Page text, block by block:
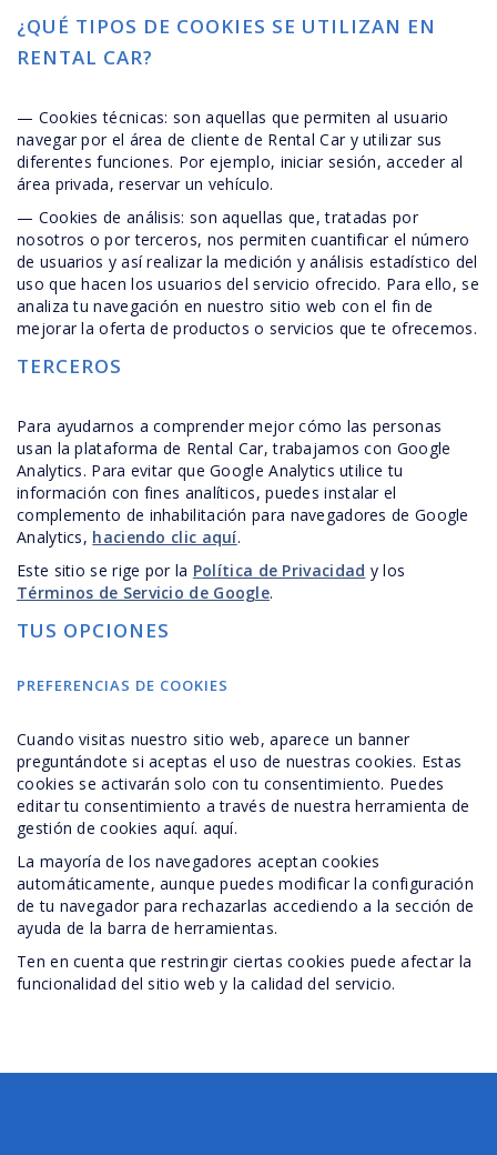
¿QUÉ TIPOS DE COOKIES SE UTILIZAN EN
RENTAL CAR?
— Cookies técnicas: son aquellas que permiten al usuario
navegar por el área de cliente de Rental Car y utilizar sus
diferentes funciones. Por ejemplo, iniciar sesión, acceder al
área privada, reservar un vehículo.
— Cookies de análisis: son aquellas que, tratadas por
nosotros o por terceros, nos permiten cuantificar el número
de usuarios y así realizar la medición y análisis estadístico del
uso que hacen los usuarios del servicio ofrecido. Para ello, se
analiza tu navegación en nuestro sitio web con el fin de
mejorar la oferta de productos o servicios que te ofrecemos.
TERCEROS
Para ayudarnos a comprender mejor cómo las personas
usan la plataforma de Rental Car, trabajamos con Google
Analytics. Para evitar que Google Analytics utilice tu
información con fines analíticos, puedes instalar el
complemento de inhabilitación para navegadores de Google
Analytics, haciendo clic aquí.
Este sitio se rige por la Política de Privacidad y los
Términos de Servicio de Google.
TUS OPCIONES
PREFERENCIAS DE COOKIES
Cuando visitas nuestro sitio web, aparece un banner
preguntándote si aceptas el uso de nuestras cookies. Estas
cookies se activarán solo con tu consentimiento. Puedes
editar tu consentimiento a través de nuestra herramienta de
gestión de cookies aquí. aquí.
La mayoría de los navegadores aceptan cookies
automáticamente, aunque puedes modificar la configuración
de tu navegador para rechazarlas accediendo a la sección de
ayuda de la barra de herramientas.
Ten en cuenta que restringir ciertas cookies puede afectar la
funcionalidad del sitio web y la calidad del servicio.